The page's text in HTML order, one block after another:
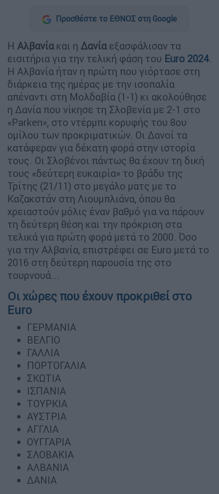
Προσθέστε το ΕΘΝΟΣ στη Google
Η Αλβανίακαι η Δανίαεξασφάλισαν τα
εισιτήρια για την τελική φάση του Euro 2024.
Η Αλβανία ήταν η πρώτη που γιόρτασε στη
διάρκεια της ημέρας με την ισοπαλία
απέναντι στη Μολδαβία (1-1) κι ακολούθησε
η Δανία που νίκησε τη Σλοβενία με 2-1 στο
«Parken», στο ντέρμπι κορυφής του 8ου
ομίλου των προκριματικών. Οι Δανοί τα
κατάφεραν για δέκατη φορά στην ιστορία
τους. Οι Σλοβένοι πάντως θα έχουν τη δική
τους «δεύτερη ευκαιρία» το βράδυ της
Τρίτης (21/11) στο μεγάλο ματς με το
Καζακστάν στη Λιουμπλιάνα, όπου θα
χρειαστούν μόλις έναν βαθμό για να πάρουν
τη δεύτερη θέση και την πρόκριση στα
τελικά για πρώτη φορά μετά το 2000. Όσο
για την Αλβανία, επιστρέφει σε Euro μετά το
2016 στη δεύτερη παρουσία της στο
τουρνουά...
Οι χώρες που έχουν προκριθεί στο
Euro
ΓΕΡΜΑΝΙΑ
ΒΕΛΓΙΟ
ΓΑΛΛΙΑ
ΠΟΡΤΟΓΑΛΙΑ
ΣΚΩΤΙΑ
ΙΣΠΑΝΙΑ
ΤΟΥΡΚΙΑ
ΑΥΣΤΡΙΑ
ΑΓΓΛΙΑ
ΟΥΓΓΑΡΙΑ
ΣΛΟΒΑΚΙΑ
ΑΛΒΑΝΙΑ
ΔΑΝΙΑ